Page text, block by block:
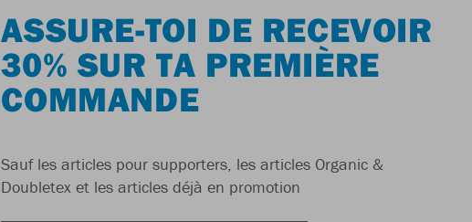
ASSURE-TOI DE RECEVOIR
30% SUR TA PREMIÈRE
COMMANDE
Sauf les articles pour supporters, les articles Organic &
Doubletex et les articles déjà en promotion